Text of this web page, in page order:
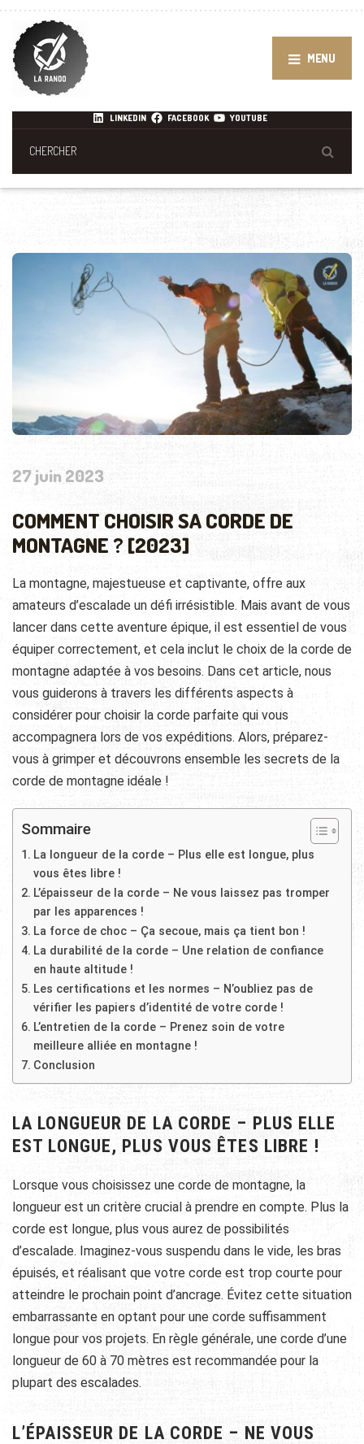
MENU
LINKEDIN FACEBOOK YOUTUBE
27 juin 2023
COMMENT CHOISIR SA CORDE DE
MONTAGNE ? [2023]
La montagne, majestueuse et captivante, offre aux
amateurs d’escalade un défi irrésistible. Mais avant de vous
lancer dans cette aventure épique, il est essentiel de vous
équiper correctement, et cela inclut le choix de la corde de
montagne adaptée à vos besoins. Dans cet article, nous
vous guiderons à travers les différents aspects à
considérer pour choisir la corde parfaite qui vous
accompagnera lors de vos expéditions. Alors, préparez-
vous à grimper et découvrons ensemble les secrets de la
corde de montagne idéale !
Sommaire
La longueur de la corde – Plus elle est longue, plus
vous êtes libre !
L’épaisseur de la corde – Ne vous laissez pas tromper
par les apparences !
La force de choc – Ça secoue, mais ça tient bon !
La durabilité de la corde – Une relation de confiance
en haute altitude !
Les certifications et les normes – N’oubliez pas de
vérifier les papiers d’identité de votre corde !
L’entretien de la corde – Prenez soin de votre
meilleure alliée en montagne !
Conclusion
LA LONGUEUR DE LA CORDE – PLUS ELLE
EST LONGUE, PLUS VOUS ÊTES LIBRE !
Lorsque vous choisissez une corde de montagne, la
longueur est un critère crucial à prendre en compte. Plus la
corde est longue, plus vous aurez de possibilités
d’escalade. Imaginez-vous suspendu dans le vide, les bras
épuisés, et réalisant que votre corde est trop courte pour
atteindre le prochain point d’ancrage. Évitez cette situation
embarrassante en optant pour une corde suffisamment
longue pour vos projets. En règle générale, une corde d’une
longueur de 60 à 70 mètres est recommandée pour la
plupart des escalades.
L’ÉPAISSEUR DE LA CORDE – NE VOUS